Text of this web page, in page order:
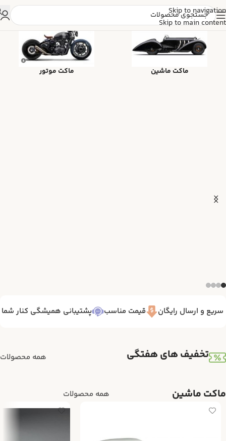
Skip to navigation
Skip to main content
ماکت ماشین ماکت موتور
پشتیبانی همیشگی کنار شما 7/24 قیمت مناسب و ارسال رایگان
تخفیف های هفتگی همه محصولات
ماکت ماشین همه محصولات